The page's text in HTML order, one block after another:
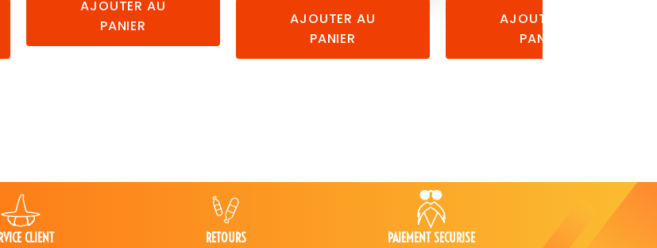
AJOUTER AU
AJOUTER AU
PANIER
AJOUTER AU
PANIER
RETOURS
PAIEMENT SECURISE
LIVRAISON GRATUITE